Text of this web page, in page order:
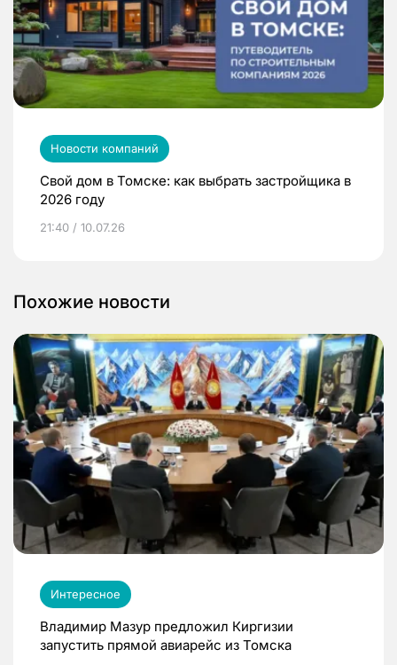
Новости компаний
Свой дом в Томске: как выбрать застройщика в
2026 году
21:40 / 10.07.26
Похожие новости
Интересное
Владимир Мазур предложил Киргизии
запустить прямой авиарейс из Томска